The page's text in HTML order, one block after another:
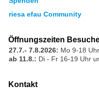
riesa efau Community
Öffnungszeiten
27.7.- 7.8.2026: Mo 9-18
ab 11.8.: Di - Fr 16-19 Uhr
Kontakt